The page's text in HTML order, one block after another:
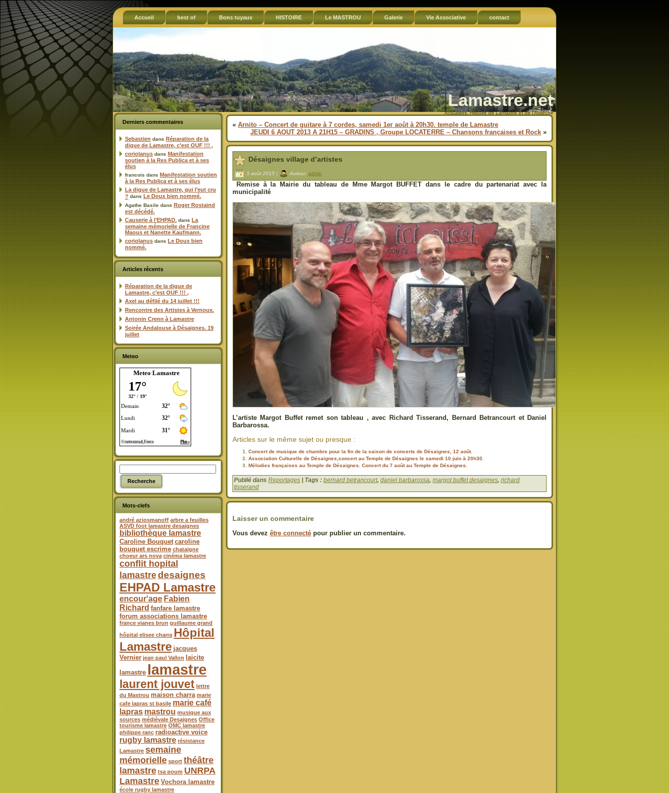
Accueil best of Bons tuyaux HISTOIRE Le MASTROU Galerie Vie Associative contact
Lamastre.net
Actualités, Histoire de Lamastre et de l'Ardèche
Derniers commentaires
Sebastien dans Réparation de la
digue de Lamastre, c’est OUF !!! ,
coriolanus dans Manifestation
soutien à la Res Publica et à ses
élus
francois dans Manifestation soutien
à la Res Publica et à ses élus
La digue de Lamastre, qui l’eut cru
? dans Le Doux bien nommé.
Agathe Basile dans Roger Rostaind
est décédé.
Causerie à l’EHPAD. dans La
semaine mémorielle de Francine
Maous et Nanette Kaufmann.
coriolanus dans Le Doux bien
nommé.
Articles récents
Réparation de la digue de
Lamastre, c’est OUF !!! ,
Axel au défilé du 14 juillet !!!
Rencontre des Artistes à Vernoux.
Antonin Crenn à Lamastre
Soirée Andalouse à Désaignes. 19
juillet
Meteo
Meteo Lamastre
Mots-clefs
andré aziosmanoff arbre a feuilles
ASVD foot lamastre desaignes
bibliothèque lamastre
Caroline Bouquet caroline
bouquet escrime chataigne
choeur ars nova cinéma lamastre
conflit hopital
lamastredesaignes
EHPAD Lamastre
encour'age Fabien
Richard fanfare lamastre
forum associations lamastre
france vianes brun guillaume grand
hôpital elisee charra Hôpital
Lamastre jacques
Vernier jean paul Vallon
laicite
lamastre lamastre
laurent jouvet lettre
du Mastrou maison charra marie
cafe lapras st basile marie café
lapras mastrou musique aux
sources médiévale Desaignes Office
tourisme lamastre OMC lamastre
philippe ranc radioactive voice
rugby lamastre résistance
Lamastre semaine
mémorielle sport théâtre
lamastre tsa poum UNRPA
Lamastre Vochora lamastre
école rugby lamastre
« Arnito – Concert de guitare à 7 cordes, samedi 1er août à 20h30. temple de Lamastre
JEUDI 6 AOUT 2013 A 21H15 – GRADINS , Groupe LOCATERRE – Chansons françaises et Rock »
Désaignes village d’artistes
3 août 2015 | Auteur: admin
Remise à la Mairie du tableau de Mme Margot BUFFET dans le cadre du partenariat avec la
municipalité
L’artiste Margot Buffet remet son tableau , avec Richard Tisserand, Bernard Betrancourt et Daniel
Barbarossa.
Articles sur le même sujet ou presque :
Concert de musique de chambre pour la fin de la saison de concerts de Désaignes, 12 août.
Association Culturelle de Désaignes,concert au Temple de Désaignes le samedi 10 juin à 20h30.
Mélodies françaises au Temple de Désaignes. Concert du 7 août au Temple de Désaignes.
Publié dans Reportages | Tags : bernard betrancourt, daniel barbarossa, margot buffet desaignes, richard
tisserand
Laisser un commentaire
Vous devez être connecté pour publier un commentaire.